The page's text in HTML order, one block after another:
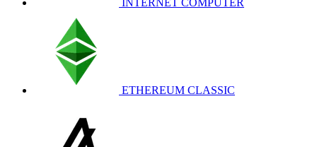
INTERNET COMPUTER
ETHEREUM CLASSIC